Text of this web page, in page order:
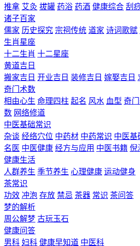
推拿 艾灸 拔罐 药浴 药酒 健康综合 刮
诸子百家
儒家 历史探究 宗祠传统 道家 诗词歌赋
生肖星座
十二生肖 十二星座
黄道吉日
搬家吉日 开业吉日 装修吉日 嫁娶吉日
奇门术数
相由心生 命理四柱 起名 风水 血型 奇
数 网络修道
中医基础常识
杂谈 经络穴位 中药材 中药常识 中医基
名医 中医健康 经方与应用 中医书籍 倪
健康生活
人群养生 季节养生 心理健康 运动健身
茶常识
功效 冲泡 存放 禁忌 茶器 常识 茶问答
梦的解析
周公解梦 古玩玉石
健康问答
男科 妇科 健康早知道 中医科